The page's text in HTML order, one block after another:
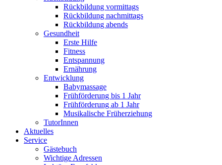
Rückbildung vormittags
Rückbildung nachmittags
Rückbildung abends
Gesundheit
Erste Hilfe
Fitness
Entspannung
Ernährung
Entwicklung
Babymassage
Frühförderung bis 1 Jahr
Frühförderung ab 1 Jahr
Musikalische Früherziehung
TutorInnen
Aktuelles
Service
Gästebuch
Wichtige Adressen